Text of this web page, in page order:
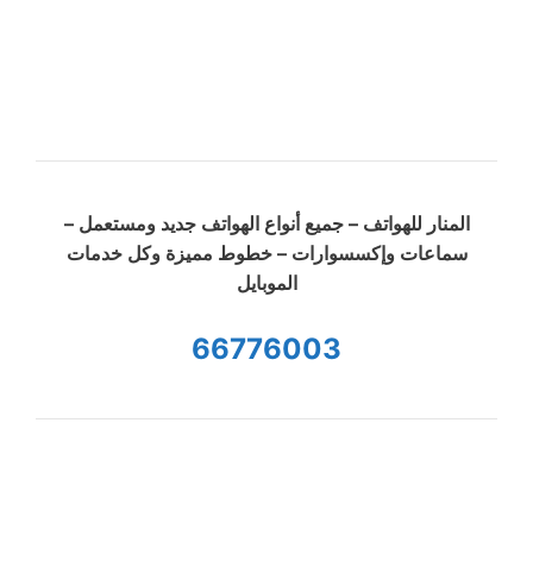
المنار للهواتف – جميع أنواع الهواتف جديد ومستعمل –
سماعات وإكسسوارات – خطوط مميزة وكل خدمات
الموبايل
66776003